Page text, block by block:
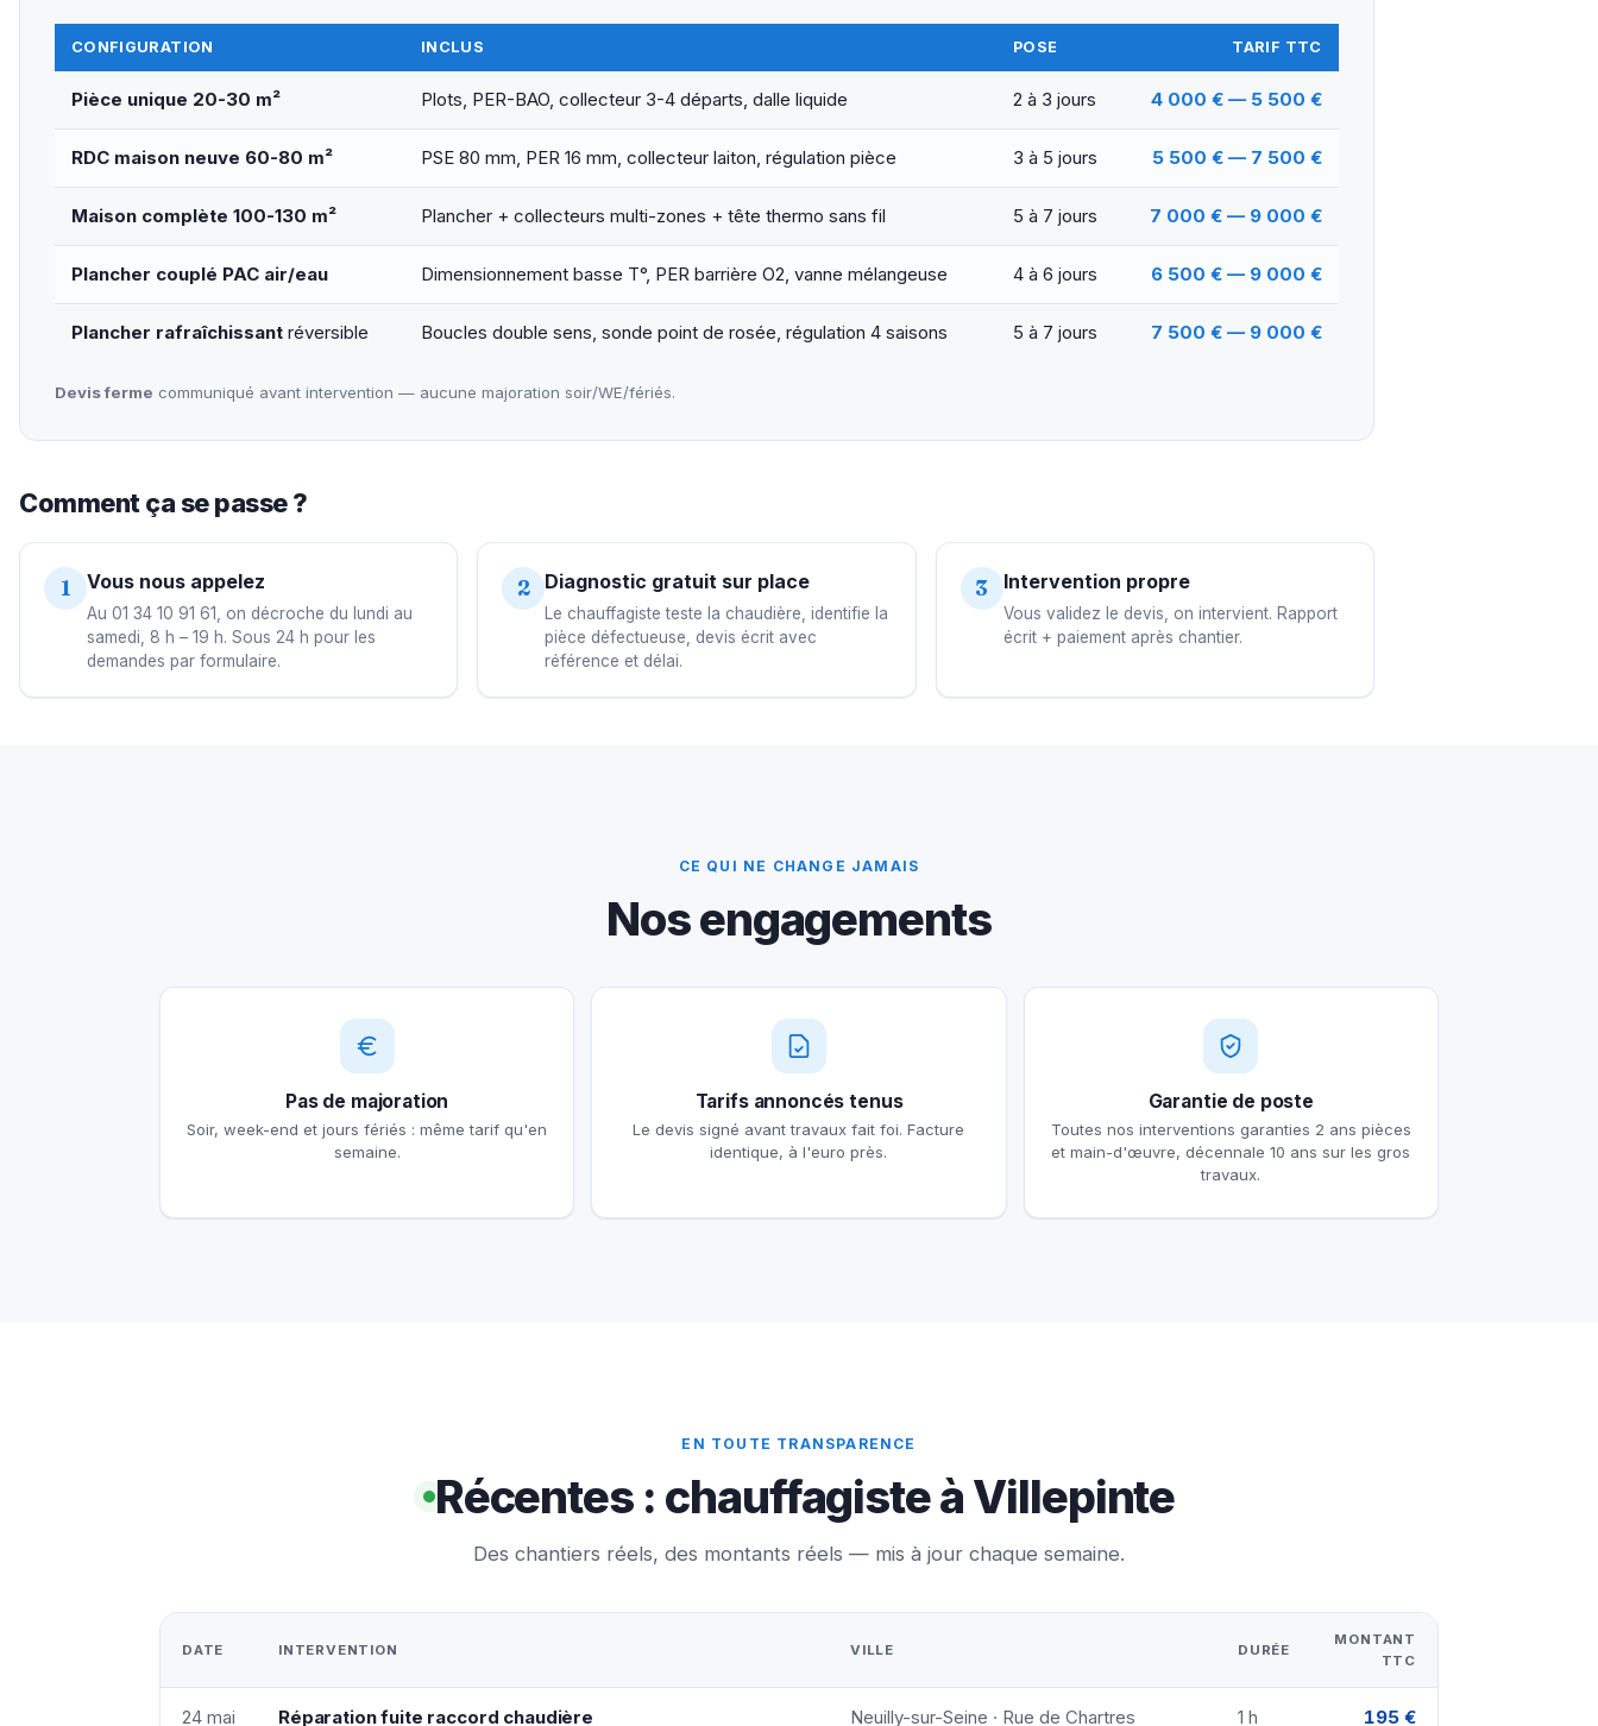
CONFIGURATION INCLUS POSE TARIF TTC
Pièce unique 20-30 m² Plots, PER-BAO, collecteur 3-4 départs, dalle liquide 2 à 3 jours 4 000 € — 5 500 €
RDC maison neuve 60-80 m² PSE 80 mm, PER 16 mm, collecteur laiton, régulation pièce 3 à 5 jours 5 500 € — 7 500 €
Maison complète 100-130 m² Plancher + collecteurs multi-zones + tête thermo sans fil 5 à 7 jours 7 000 € — 9 000 €
Plancher couplé PAC air/eau Dimensionnement basse T°, PER barrière O2, vanne mélangeuse 4 à 6 jours 6 500 € — 9 000 €
Plancher rafraîchissantréversible Boucles double sens, sonde point de rosée, régulation 4 saisons 5 à 7 jours 7 500 € — 9 000 €
Devis ferme communiqué avant intervention — aucune majoration soir/WE/fériés.
Comment ça se passe ?
1 Vous nous appelez
Au 01 34 10 91 61, on décroche du lundi au
samedi, 8 h – 19 h. Sous 24 h pour les
demandes par formulaire.
2 Diagnostic gratuit sur place
Le chauffagiste teste la chaudière, identifie la
pièce défectueuse, devis écrit avec
référence et délai.
3 Intervention propre
Vous validez le devis, on intervient. Rapport
écrit + paiement après chantier.
CE QUI NE CHANGE JAMAIS
Nos engagements
Pas de majoration
Soir, week-end et jours fériés : même tarif qu'en
semaine.
Tarifs annoncés tenus
Le devis signé avant travaux fait foi. Facture
identique, à l'euro près.
Garantie de poste
Toutes nos interventions garanties 2 ans pièces
et main-d'œuvre, décennale 10 ans sur les gros
travaux.
EN TOUTE TRANSPARENCE
Récentes : chauffagiste à Villepinte
Des chantiers réels, des montants réels — mis à jour chaque semaine.
DATE INTERVENTION VILLE DURÉE
MONTANT
TTC
24 mai Réparation fuite raccord chaudière Neuilly-sur-Seine · Rue de Chartres 1 h 195 €